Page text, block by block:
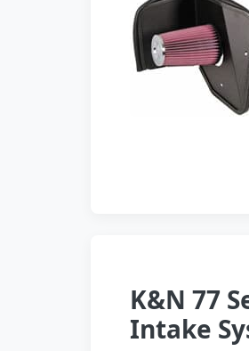
K&N 77
Intake